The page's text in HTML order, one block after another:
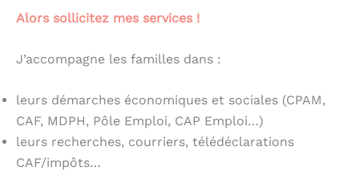
Alors sollicitez mes services !
J’accompagne les familles dans :
leurs démarches économiques et sociales (CPAM,
CAF, MDPH, Pôle Emploi, CAP Emploi…)
leurs recherches, courriers, télédéclarations
CAF/impôts…